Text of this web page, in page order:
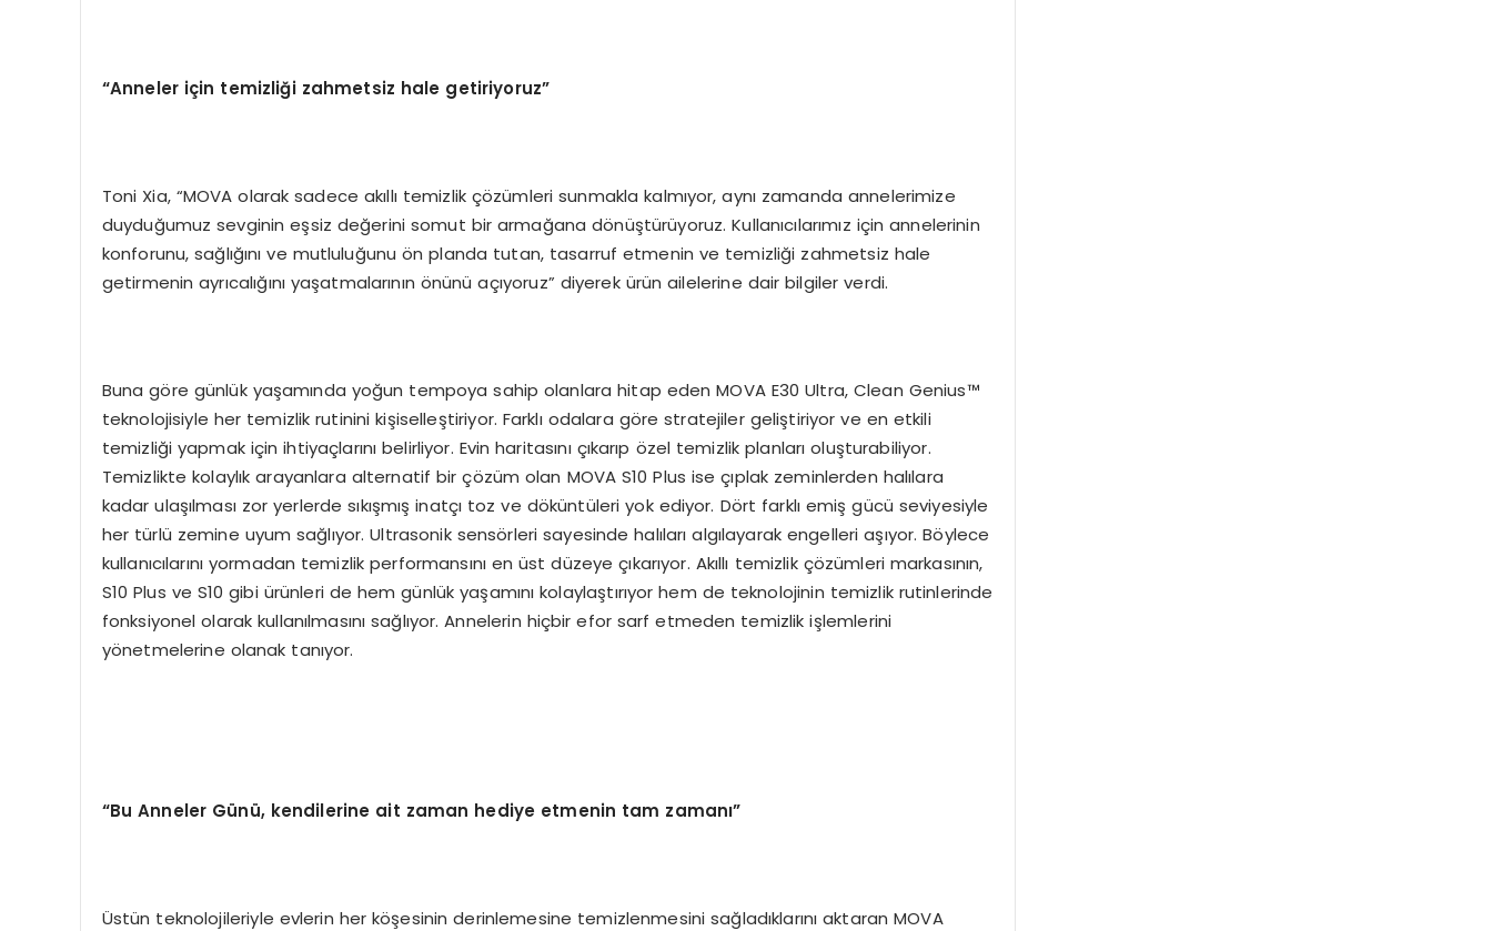
“Anneler için temizliği zahmetsiz hale getiriyoruz”
Toni Xia, “MOVA olarak sadece akıllı temizlik çözümleri sunmakla kalmıyor, aynı zamanda annelerimize
duyduğumuz sevginin eşsiz değerini somut bir armağana dönüştürüyoruz. Kullanıcılarımız için annelerinin
konforunu, sağlığını ve mutluluğunu ön planda tutan, tasarruf etmenin ve temizliği zahmetsiz hale
getirmenin ayrıcalığını yaşatmalarının önünü açıyoruz” diyerek ürün ailelerine dair bilgiler verdi.
Buna göre günlük yaşamında yoğun tempoya sahip olanlara hitap eden MOVA E30 Ultra, Clean Genius™
teknolojisiyle her temizlik rutinini kişiselleştiriyor. Farklı odalara göre stratejiler geliştiriyor ve en etkili
temizliği yapmak için ihtiyaçlarını belirliyor. Evin haritasını çıkarıp özel temizlik planları oluşturabiliyor.
Temizlikte kolaylık arayanlara alternatif bir çözüm olan MOVA S10 Plus ise çıplak zeminlerden halılara
kadar ulaşılması zor yerlerde sıkışmış inatçı toz ve döküntüleri yok ediyor. Dört farklı emiş gücü seviyesiyle
her türlü zemine uyum sağlıyor. Ultrasonik sensörleri sayesinde halıları algılayarak engelleri aşıyor. Böylece
kullanıcılarını yormadan temizlik performansını en üst düzeye çıkarıyor. Akıllı temizlik çözümleri markasının,
S10 Plus ve S10 gibi ürünleri de hem günlük yaşamını kolaylaştırıyor hem de teknolojinin temizlik rutinlerinde
fonksiyonel olarak kullanılmasını sağlıyor. Annelerin hiçbir efor sarf etmeden temizlik işlemlerini
yönetmelerine olanak tanıyor.
“Bu Anneler Günü, kendilerine ait zaman hediye etmenin tam zamanı”
Üstün teknolojileriyle evlerin her köşesinin derinlemesine temizlenmesini sağladıklarını aktaran MOVA